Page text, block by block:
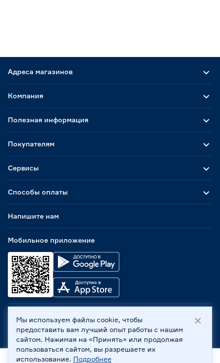
Адреса магазинов
Способы оплаты
Мобильное приложение
Компания
Полезная информация
Покупателям
Сервисы
Напишите нам
ООО «Бауцентр Рус» 2004 -2026, 236029, г. Калининград,
ул. А.Невского, 205. ИНН 7702596813, КПП 390601001 ©
Все права защищены
Политика обработки персональных данных
Мы используем файлы cookie, чтобы
предоставить вам лучший опыт работы с нашим
сайтом. Нажимая на «Принять» или продолжая
пользоваться сайтом, вы разрешаете их
использование. Подробнее